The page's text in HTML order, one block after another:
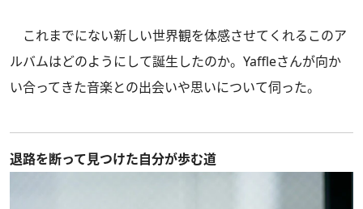
これまでにない新しい世界観を体感させてくれるこのア
ルバムはどのようにして誕生したのか。Yaffleさんが向か
い合ってきた音楽との出会いや思いについて伺った。
退路を断って見つけた自分が歩む道